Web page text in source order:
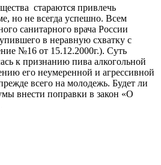
стараются привлечь
но не всегда успешно. Всем
санитарного врача России
в неравную схватку с
№16 от 15.12.2000г.). Суть
к признанию пива алкогольной
его неумеренной и агрессивной
всего на молодежь. Будет ли
внести поправки в закон «О